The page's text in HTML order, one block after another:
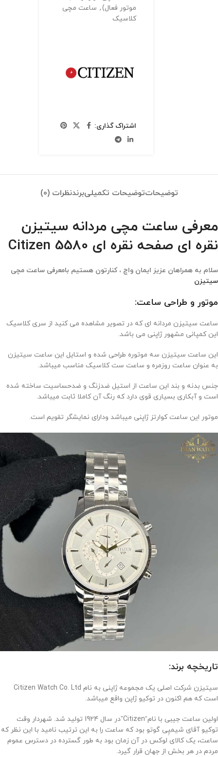
موتور فعال), ساعت مچی
کلاسیک
اشتراک گذاری:
توضیحاتتوضیحات تکمیلیبرندنظرات (0)
معرفی ساعت مچی مردانه سیتیزن
نقره ای صفحه نقره ای Citizen 5580
سلام به همراهان عزیز ایمان واچ ، کنارتون هستیم بامعرفی ساعت مچی
سیتیزن
موتور و طراحی ساعت:
ساعت سیتیزن مردانه ای که در تصویر مشاهده می کنید از سری کلاسیک
این کمپانی مشهور ژاپنی می باشد.
این ساعت سیتیزن سه موتوره طراحی شده و استایل این ساعت سیتیزن
به عنوان ساعت روزمره و ساعت ست کلاسیک مناسب میباشد.
جنس بدنه و بند این ساعت از استیل ضدزنگ و ضدحساسیت ساخته شده
است و آبکاری بسیاری قوی دارد که رنگ آن کاملا ثابت میباشد.
موتور این ساعت کوارتز ژاپنی میباشد ودارای نمایشگر تقویم است.
تاریخچه برند:
سیتیزن شرکت اصلی یک مجموعه ژاپنی به نام Citizen Watch Co. Ltd
است که هم اکنون در توکیو ژاپن واقع میباشد.
اولین ساعت جیبی با نام“Citizen”در سال 1924 تولید شد. شهردار وقت
توکیو آقای شیمپِی گوتو بود که ساعت را به این ترتیب نامید با این نظر که
ساعت، یک کالای لوکس در آن زمان بود به طور گسترده در دسترس عموم
مردم در هر بخش از جهان قرار گیرد.